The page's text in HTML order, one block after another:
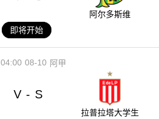
阿尔多斯维
即将开始
08-10
04:00 阿甲
V - S
拉普拉塔大学生